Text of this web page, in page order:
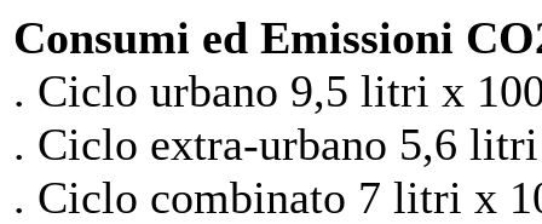
Consumi ed Emissioni
. Ciclo urbano 9,5 litri x
. Ciclo extra-urbano 5,6
. Ciclo combinato 7 litri x